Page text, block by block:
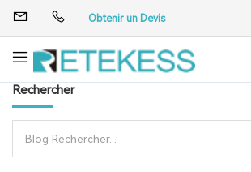
Obtenir un Devis
Rechercher